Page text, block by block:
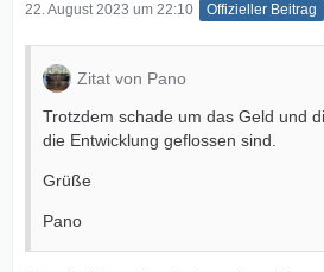
22. August 2023 um 22:10 Offizieller Beitrag
Zitat von Pano
Trotzdem schade um das Geld und
die Entwicklung geflossen sind.
Grüße
Pano